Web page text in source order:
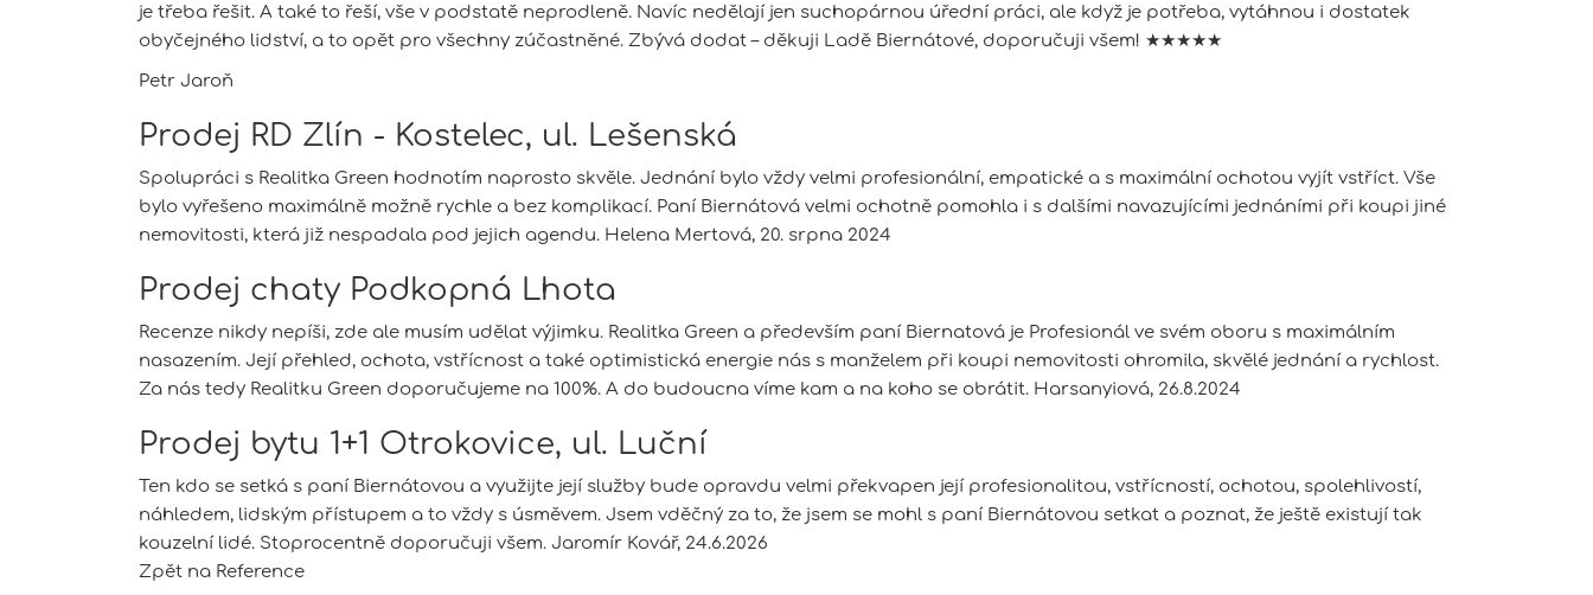
je třeba řešit. A také to řeší, vše v podstatě neprodleně. Navíc nedělají jen suchopárnou úřední práci, ale když je potřeba, vytáhnou i dostatek
obyčejného lidství, a to opět pro všechny zúčastněné. Zbývá dodat – děkuji Ladě Biernátové, doporučuji všem! ★★★★★
Petr Jaroň
Prodej RD Zlín - Kostelec, ul. Lešenská
Spolupráci s Realitka Green hodnotím naprosto skvěle. Jednání bylo vždy velmi profesionální, empatické a s maximální ochotou vyjít vstříct. Vše
bylo vyřešeno maximálně možně rychle a bez komplikací. Paní Biernátová velmi ochotně pomohla i s dalšími navazujícími jednáními při koupi jiné
nemovitosti, která již nespadala pod jejich agendu. Helena Mertová, 20. srpna 2024
Prodej chaty Podkopná Lhota
Recenze nikdy nepíši, zde ale musím udělat výjimku. Realitka Green a především paní Biernatová je Profesionál ve svém oboru s maximálním
nasazením. Její přehled, ochota, vstřícnost a také optimistická energie nás s manželem při koupi nemovitosti ohromila, skvělé jednání a rychlost.
Za nás tedy Realitku Green doporučujeme na 100%. A do budoucna víme kam a na koho se obrátit. Harsanyiová, 26.8.2024
Prodej bytu 1+1 Otrokovice, ul. Luční
Ten kdo se setká s paní Biernátovou a využijte její služby bude opravdu velmi překvapen její profesionalitou, vstřícností, ochotou, spolehlivostí,
náhledem, lidským přístupem a to vždy s úsměvem. Jsem vděčný za to, že jsem se mohl s paní Biernátovou setkat a poznat, že ještě existují tak
kouzelní lidé. Stoprocentně doporučuji všem. Jaromír Kovář, 24.6.2026
Zpět na Reference